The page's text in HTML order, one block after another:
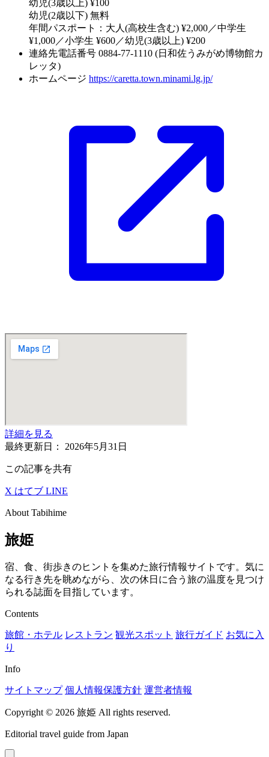
幼児(3歳以上) ¥100
幼児(2歳以下) 無料
年間パスポート：大人(高校生含む) ¥2,000／中学生
¥1,000／小学生 ¥600／幼児(3歳以上) ¥200
連絡先電話番号 0884-77-1110 (日和佐うみがめ博物館カ
レッタ)
ホームページ https://caretta.town.minami.lg.jp/
詳細を見る
最終更新日： 2026年5月31日
この記事を共有
X はてブ LINE
About Tabihime
旅姫
宿、食、街歩きのヒントを集めた旅行情報サイトです。気に
なる行き先を眺めながら、次の休日に合う旅の温度を見つけ
られる誌面を目指しています。
Contents
旅館・ホテル レストラン 観光スポット 旅行ガイド お気に入
り
Info
サイトマップ 個人情報保護方針 運営者情報
Copyright © 2026 旅姫 All rights reserved.
Editorial travel guide from Japan